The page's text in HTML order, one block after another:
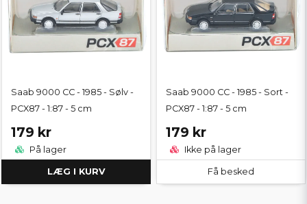
Saab 9000 CC - 1985 - Sølv -
PCX87 - 1:87 - 5 cm
179 kr
På lager
LÆG I KURV
Saab 9000 CC - 1985 - Sort -
PCX87 - 1:87 - 5 cm
179 kr
Ikke på lager
Få besked